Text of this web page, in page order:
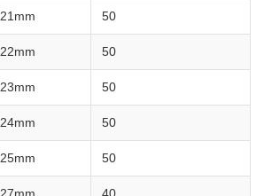
21mm 50
22mm 50
23mm 50
24mm 50
25mm 50